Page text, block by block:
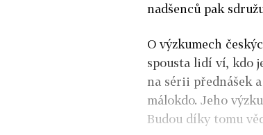
nadšenců pak
O výzkumech
spousta lidí ví, kdo
na sérii přednášek
málokdo. Jeho
Budou díky tomu